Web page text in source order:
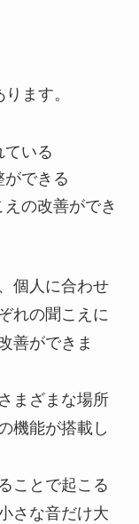
ます。
ている
できる
の改善ができ
個人に合わせ
れの聞こえに
善ができま
まざまな場所
機能が搭載し
ことで起こる
さな音だけ大